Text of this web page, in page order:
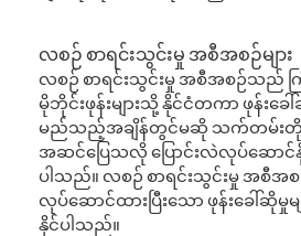
လစဉ် စာရင်းသွင်းမှု အစီအစဉ်များ
လစဉ် စာရင်းသွင်းမှု အစီအစဉ်သည် ကြို
မိုဘိုင်းဖုန်းများသို့ နိုင်ငံတကာ ဖုန်းခေါ်
မည်သည့်အချိန်တွင်မဆို သက်တမ်းတို
အဆင်ပြေသလို ပြောင်းလဲလုပ်ဆော
ပါသည်။ လစဉ် စာရင်းသွင်းမှု အစီအ
လုပ်ဆောင်ထားပြီးသော ဖုန်းခေါ်ဆိုမှု
နိုင်ပါသည်။